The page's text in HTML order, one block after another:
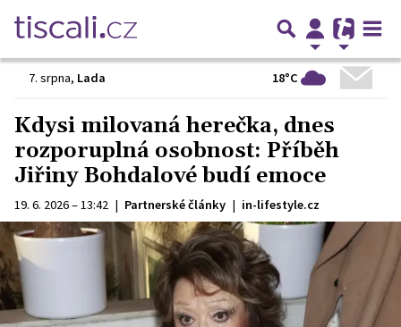
7. srpna, Lada 18°C
Kdysi milovaná herečka, dnes
rozporuplná osobnost: Příběh
Jiřiny Bohdalové budí emoce
19. 6. 2026 – 13:42 | Partnerské články | in-lifestyle.cz